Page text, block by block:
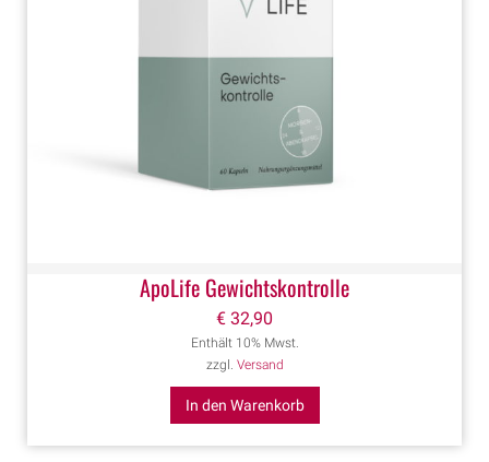
ApoLife Gewichtskontrolle
€ 32,90
Enthält 10% Mwst.
zzgl. Versand
In den Warenkorb